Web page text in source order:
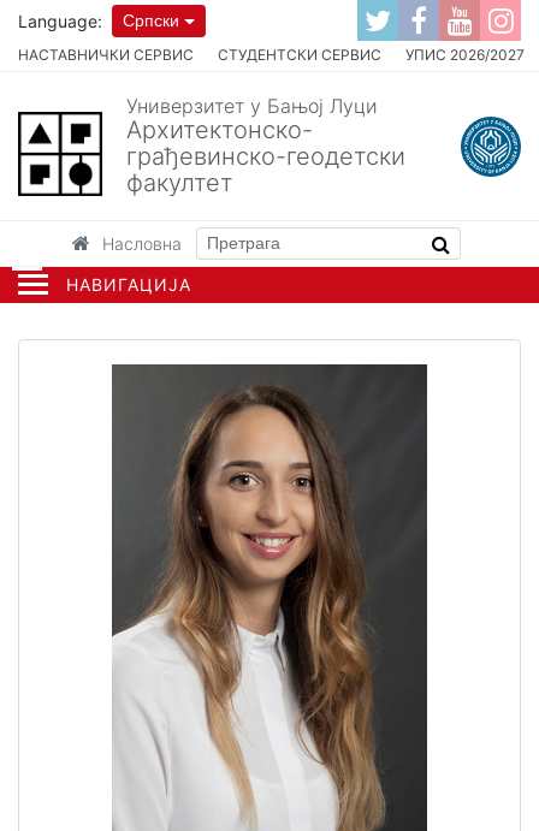
НАВИГАЦИЈА
НАСТАВНИЧКИ СЕРВИС СТУДЕНТСКИ СЕРВИС УПИС 2026/2027
Language: Српски
Универзитет у Бањој Луци
Архитектонско-
грађевинско-геодетски
факултет
Насловна